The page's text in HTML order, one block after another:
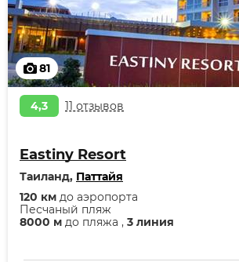
81
4,3 11 отзывов
Eastiny Resort
Таиланд, Паттайя
8000 м до пляжа , 3 линия
Песчаный пляж
120 км до аэропорта